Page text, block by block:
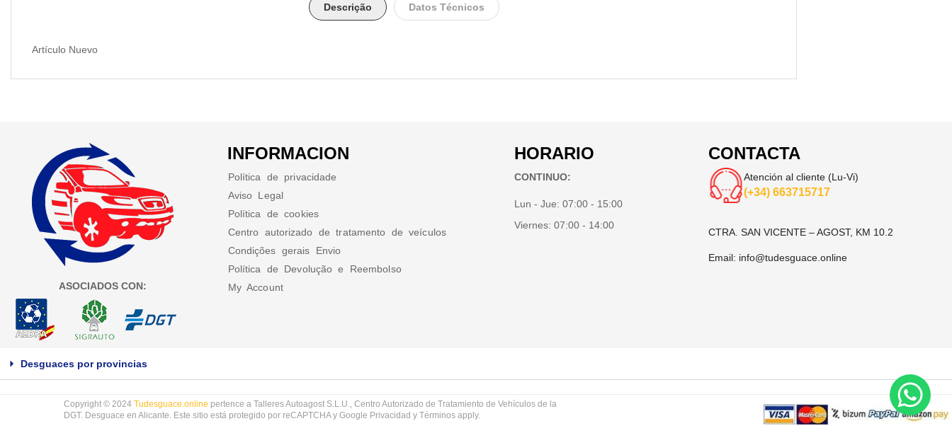
Descrição Datos Técnicos
Artículo Nuevo
ASOCIADOS CON:
INFORMACION
Política de privacidade
Aviso Legal
Política de cookies
Centro autorizado de tratamento de veículos
Condições gerais Envio
Política de Devolução e Reembolso
My Account
HORARIO
CONTINUO:
Lun - Jue:07:00 - 15:00
Viernes:07:00 - 14:00
CONTACTA
Atención al cliente (Lu-Vi)
(+34) 663715717
CTRA. SAN VICENTE – AGOST, KM 10.2
Email: info@tudesguace.online
Desguaces por provincias
Copyright © 2024 Tudesguace.online pertence a Talleres Autoagost S.L.U., Centro Autorizado de Tratamiento de Vehículos de la
DGT. Desguace en Alicante. Este sitio está protegido por reCAPTCHA y Google Privacidad y Términos apply.